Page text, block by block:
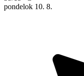
pondelok 10. 8.